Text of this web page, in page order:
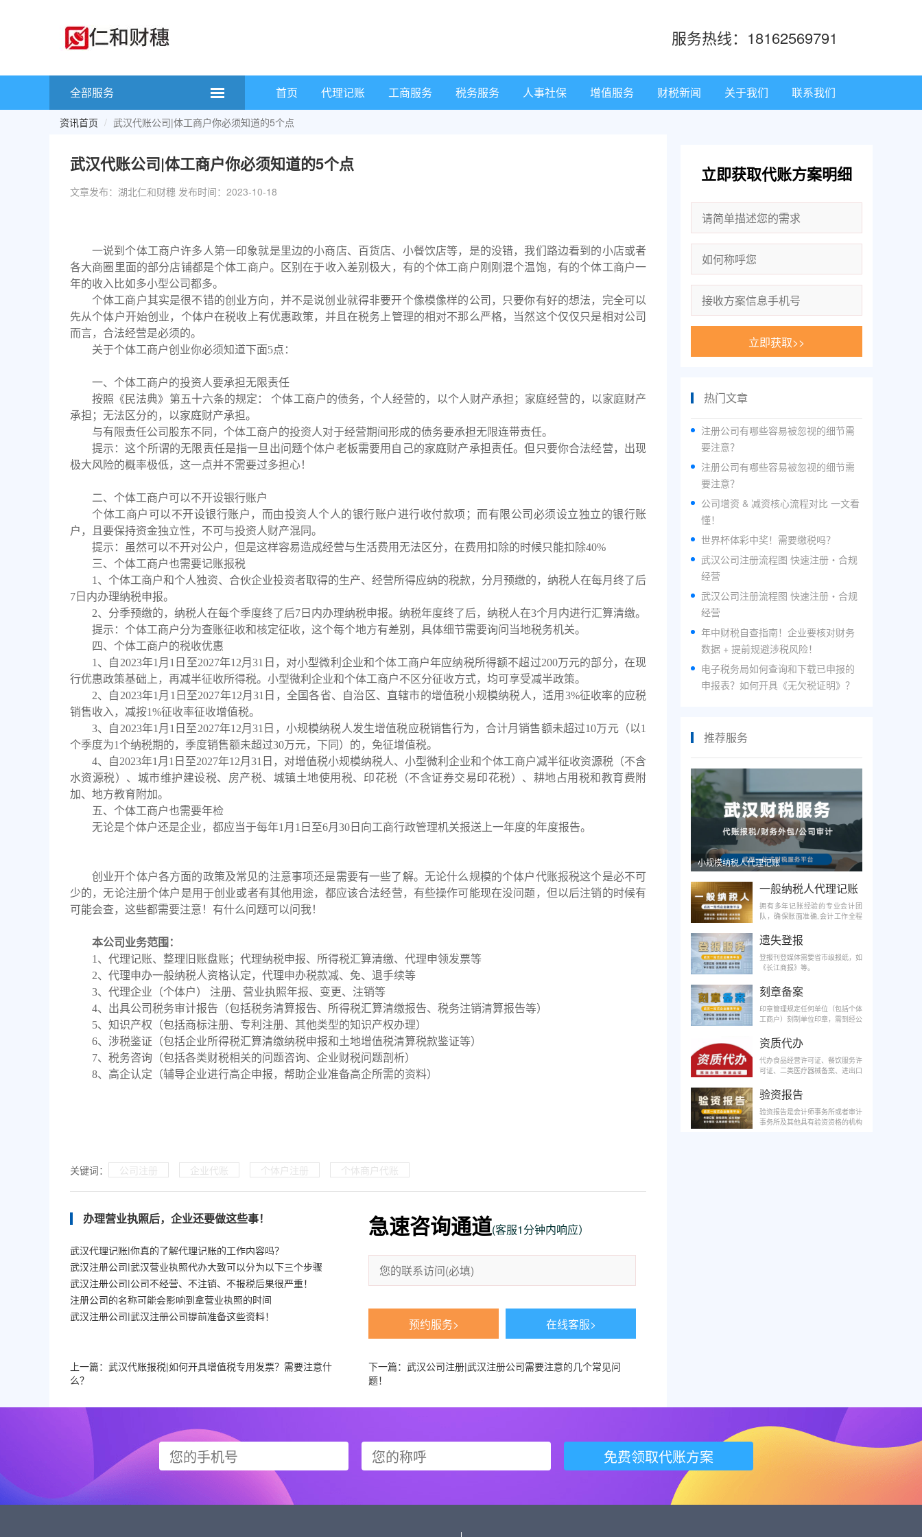
服务热线：18162569791
全部服务 首页 代理记账 工商服务 税务服务 人事社保 增值服务 财税新闻 关于我们 联系我们
资讯首页 武汉代账公司|体工商户你必须知道的5个点
武汉代账公司|体工商户你必须知道的5个点
文章发布：湖北仁和财穗 发布时间：2023-10-18
一说到个体工商户许多人第一印象就是里边的小商店、百货店、小餐饮店等，是的没错，我们路边看到的小店或者
各大商圈里面的部分店铺都是个体工商户。区别在于收入差别极大，有的个体工商户刚刚混个温饱，有的个体工商户一
年的收入比如多小型公司都多。
个体工商户其实是很不错的创业方向，并不是说创业就得非要开个像模像样的公司，只要你有好的想法，完全可以
先从个体户开始创业，个体户在税收上有优惠政策，并且在税务上管理的相对不那么严格，当然这个仅仅只是相对公司
而言，合法经营是必须的。
关于个体工商户创业你必须知道下面5点：
一、 个体工商户的投资人要承担无限责任
按照《民法典》第五十六条的规定：
个体工商户的债务，个人经营的，以个人财产承担；家庭经营的，以家庭财产
承担；无法区分的，以家庭财产承担。
与有限责任公司股东不同，个体工商户的投资人对于经营期间形成的债务要承担无限连带责任。
提示：这个所谓的无限责任是指一旦出问题个体户老板需要用自己的家庭财产承担责任。但只要你合法经营，出现
极大风险的概率极低，这一点并不需要过多担心！
二、 个体工商户可以不开设银行账户
个体工商户可以不开设银行账户，而由投资人个人的银行账户进行收付款项；而有限公司必须设立独立的银行账
户，且要保持资金独立性，不可与投资人财产混同。
提示：虽然可以不开对公户，但是这样容易造成经营与生活费用无法区分，在费用扣除的时候只能扣除40%
三、个体工商户也需要记账报税
1、个体工商户和个人独资、合伙企业投资者取得的生产、经营所得应纳的税款，分月预缴的，纳税人在每月终了后
7日内办理纳税申报。
2、分季预缴的，纳税人在每个季度终了后7日内办理纳税申报。纳税年度终了后，纳税人在3个月内进行汇算清缴。
提示：个体工商户分为查账征收和核定征收，这个每个地方有差别，具体细节需要询问当地税务机关。
四、 个体工商户的税收优惠
1、 自 2023年1月1日至2027年12月31日，对小型微利企业和个体工商户年应纳税所得额不超过200万元的部分，在现
行优惠政策基础上，再减半征收所得税。小型微利企业和个体工商户不区分征收方式，均可享受减半政策。
2、 自 2023年1月1日至2027年12月31日，全国各省、自治区、直辖市的增值税小规模纳税人，适用3%征收率的应税
销售收入，减按1%征收率征收增值税。
3、 自 2023年1月1日至2027年12月31日，小规模纳税人发生增值税应税销售行为，合计月销售额未超过10万元（以1
个季度为1个纳税期的，季度销售额未超过30万元，下同）的，免征增值税。
4、
自2023年1月1日至2027年12月31日，对增值税小规模纳税人、小型微利企业和个体工商户减半征收资源税（不含
水资源税）、城市维护建设税、房产税、城镇土地使用税、印花税（不含证券交易印花税）、耕地占用税和教育费附
加、地方教育附加。
五、个体工商户也需要年检
无论是个体户还是企业，都应当于每年1月1日至6月30日向工商行政管理机关报送上一年度的年度报告。
创业开个体户各方面的政策及常见的注意事项还是需要有一些了解。无论什么规模的个体户代账报税这个是必不可
少的，无论注册个体户是用于创业或者有其他用途，都应该合法经营，有些操作可能现在没问题，但以后注销的时候有
可能会查，这些都需要注意！有什么问题可以问我！
本公司业务范围：
1、代理记账、整理旧账盘账；代理纳税申报、所得税汇算清缴、代理申领发票等
2、代理申办一般纳税人资格认定，代理申办税款减、免、退手续等
3、代理企业（个体户） 注册、营业执照年报、变更、注销等
4、出具公司税务审计报告（包括税务清算报告、所得税汇算清缴报告、税务注销清算报告等）
5、知识产权（包括商标注册、专利注册、其他类型的知识产权办理）
6、涉税鉴证（包括企业所得税汇算清缴纳税申报和土地增值税清算税款鉴证等）
7、税务咨询（包括各类财税相关的问题咨询、企业财税问题剖析）
8、高企认定（辅导企业进行高企申报，帮助企业准备高企所需的资料）
关键词： 公司注册 企业代账 个体户注册 个体商户代账
办理营业执照后，企业还要做这些事！
武汉代理记账|你真的了解代理记账的工作内容吗？
武汉注册公司|武汉营业执照代办大致可以分为以下三个步骤
武汉注册公司|公司不经营、不注销、不报税后果很严重！
注册公司的名称可能会影响到拿营业执照的时间
武汉注册公司|武汉注册公司提前准备这些资料！
急速咨询通道(客服1分钟内响应）
预约服务> 在线客服>
上一篇： 武汉代账报税|如何开具增值税专用发票？需要注意什
么？
下一篇： 武汉公司注册|武汉注册公司需要注意的几个常见问
题！
立即获取代账方案明细
立即获取>>
热门文章
注册公司有哪些容易被忽视的细节需
要注意？
注册公司有哪些容易被忽视的细节需
要注意？
公司增资 & 减资核心流程对比 一文看
懂！
世界杯体彩中奖！需要缴税吗？
武汉公司注册流程图 快速注册・合规
经营
武汉公司注册流程图 快速注册・合规
经营
年中财税自查指南！企业要核对财务
数据 + 提前规避涉税风险！
电子税务局如何查询和下载已申报的
申报表？如何开具《无欠税证明》？
推荐服务
小规模纳税人代理记账
一般纳税人代理记账
拥有多年记账经验的专业会计团
队，确保账面准确,会计工作全程
减少人工成本，团队稳定性高。一
对一财务管家，记账快、效率高。
收费合理，节约开支。
遗失登报
登报刊登媒体需要省市级报纸，如
《长江商报》等。
刻章备案
印章管理规定任何单位（包括个体
工商户）刻制单位印章，需到经公
资质代办
代办食品经营许可证、餐饮服务许
可证、二类医疗器械备案、进出口
验资报告
验资报告是会计师事务所或者审计
事务所及其他具有验资资格的机构
免费领取代账方案